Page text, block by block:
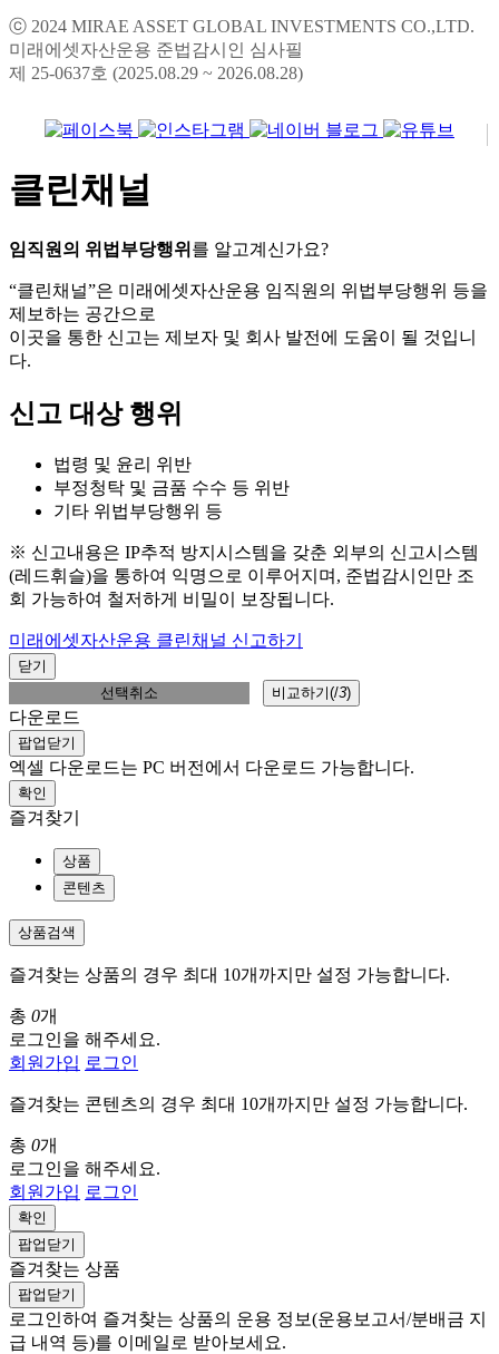
ⓒ 2024 MIRAE ASSET GLOBAL INVESTMENTS CO.,LTD.
미래에셋자산운용 준법감시인 심사필
제 25-0637호 (2025.08.29 ~ 2026.08.28)
클린채널
임직원의 위법부당행위 를 알고계신가요?
“클린채널”은 미래에셋자산운용 임직원의 위법부당행위 등을
제보하는 공간으로
이곳을 통한 신고는 제보자 및 회사 발전에 도움이 될 것입니
다.
신고 대상 행위
법령 및 윤리 위반
부정청탁 및 금품 수수 등 위반
기타 위법부당행위 등
※ 신고내용은 IP추적 방지시스템을 갖춘 외부의 신고시스템
(레드휘슬)을 통하여 익명으로 이루어지며, 준법감시인만 조
회 가능하여 철저하게 비밀이 보장됩니다.
미래에셋자산운용 클린채널 신고하기
닫기
선택취소
비교하기(/3)
다운로드
팝업닫기
엑셀 다운로드는 PC 버전에서 다운로드 가능합니다.
확인
즐겨찾기
상품
콘텐츠
상품검색
즐겨찾는 상품의 경우 최대 10개까지만 설정 가능합니다.
총 0개
로그인을 해주세요.
회원가입 로그인
즐겨찾는 콘텐츠의 경우 최대 10개까지만 설정 가능합니다.
총 0개
로그인을 해주세요.
회원가입 로그인
확인
팝업닫기
즐겨찾는 상품
팝업닫기
로그인하여 즐겨찾는 상품의 운용 정보(운용보고서/분배금 지
급 내역 등)를 이메일로 받아보세요.